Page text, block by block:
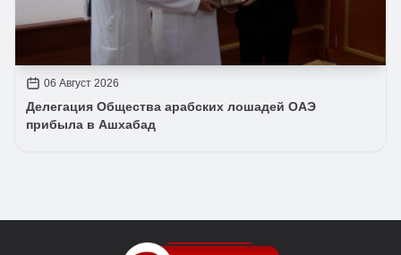
06 Август 2026
Делегация Общества арабских лошадей ОАЭ
прибыла в Ашхабад